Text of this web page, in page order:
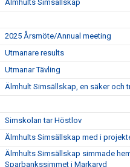
Älmhults Simsällskap
2025 Årsmöte/Annual meeting
Utmanare results
Utmanar Tävling
Älmhult Simsällskap, en säker och
Simskolan tar Höstlov
Älmhults Simsällskap med i
Älmhults Simsällskap simmade
Sparbankssimmet i Markaryd